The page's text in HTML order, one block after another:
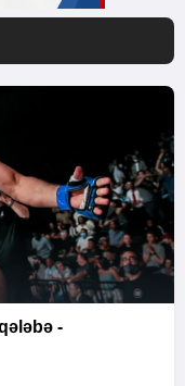
Tofiq Musayevdən UFC-də ikinci qələbə -